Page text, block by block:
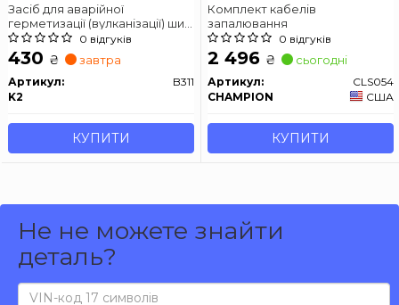
Засіб для аварійної
герметизації (вулканізації) шин
/K2 BOND TIRE DOKTOR 500ML
0 відгуків
430 ₴ завтра
Артикул:
B311
K2
КУПИТИ
Комплект кабелів
запалювання
0 відгуків
2 496 ₴ сьогодні
Артикул:
CLS054
CHAMPION
США
КУПИТИ
Не не можете знайти
деталь?